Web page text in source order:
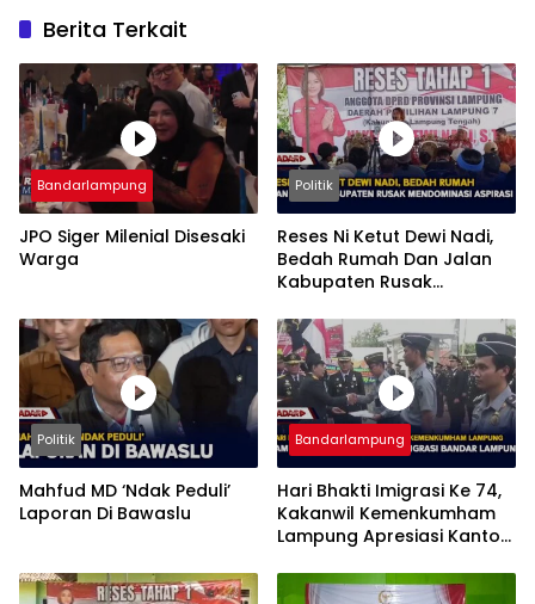
Berita Terkait
Bandarlampung
JPO Siger Milenial Disesaki
Warga
Politik
Reses Ni Ketut Dewi Nadi,
Bedah Rumah Dan Jalan
Kabupaten Rusak
Politik
Mahfud MD ‘Ndak Peduli’
Laporan Di Bawaslu
Bandarlampung
Hari Bhakti Imigrasi Ke 74,
Kakanwil Kemenkumham
Lampung Apresiasi Kantor